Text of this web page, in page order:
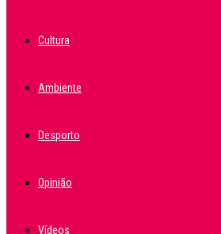
Cultura
Ambiente
Desporto
Opinião
Vídeos